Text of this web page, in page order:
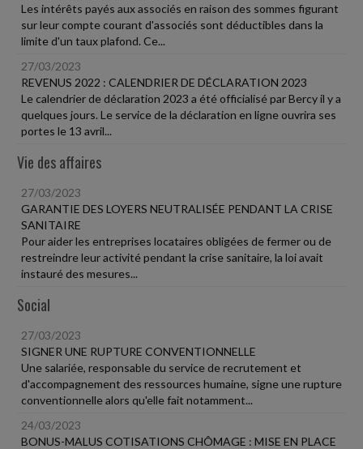
Les intérêts payés aux associés en raison des sommes figurant
sur leur compte courant d'associés sont déductibles dans la
limite d'un taux plafond. Ce...
27/03/2023
REVENUS 2022 : CALENDRIER DE DÉCLARATION 2023
Le calendrier de déclaration 2023 a été officialisé par Bercy il y a
quelques jours. Le service de la déclaration en ligne ouvrira ses
portes le 13 avril...
Vie des affaires
27/03/2023
GARANTIE DES LOYERS NEUTRALISÉE PENDANT LA CRISE
SANITAIRE
Pour aider les entreprises locataires obligées de fermer ou de
restreindre leur activité pendant la crise sanitaire, la loi avait
instauré des mesures...
Social
27/03/2023
SIGNER UNE RUPTURE CONVENTIONNELLE
Une salariée, responsable du service de recrutement et
d'accompagnement des ressources humaine, signe une rupture
conventionnelle alors qu'elle fait notamment...
24/03/2023
BONUS-MALUS COTISATIONS CHÔMAGE : MISE EN PLACE